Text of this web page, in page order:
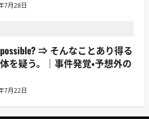
7月28日
possible? ⇒ そんなことあり得る
を疑う。｜事件発覚・予想外の
7月22日